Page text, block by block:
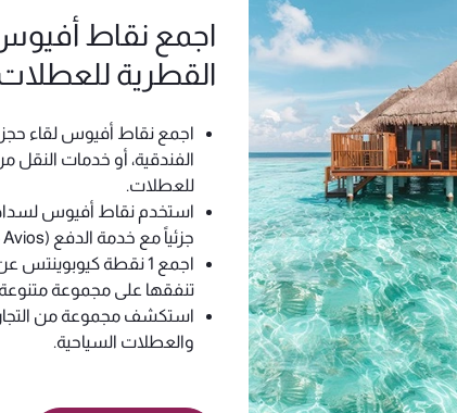
اجمع نقاط
القطرية
اجمع نقاط أفيوس لقاء حجز
الفندقية، أو خدمات النقل
للعطلات.
استخدم نقاط أفيوس لسداد
جزئياً مع خدمة الدفع (Cash + Avios).
تنفقها على مجموعة متنوعة
استكشف مجموعة من
والعطلات السياحية.